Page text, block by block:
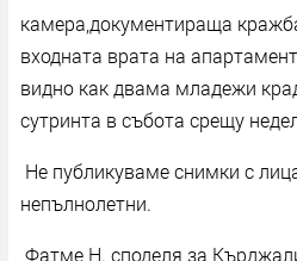
камера,документираща
входната врата на
видно как двама младежи
сутринта в събота срещу
Не публикуваме снимки с
непълнолетни.
Фатме Н. споделя за